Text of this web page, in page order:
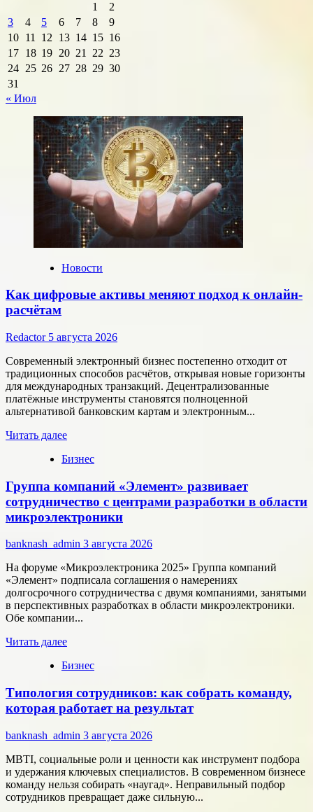
1
2
3
4 5 6 7 8
9
10 11 12 13 14 15 16
17 18 19 20 21 22 23
24 25 26 27 28 29 30
31
« Июл
Новости
Как цифровые активы меняют подход к онлайн-
расчётам
Redactor 5 августа 2026
Современный электронный бизнес постепенно отходит от
традиционных способов расчётов, открывая новые горизонты
для международных транзакций. Децентрализованные
платёжные инструменты становятся полноценной
альтернативой банковским картам и электронным...
Читать далееПрочитать
о
цифровые
активы
меняют
подход
онлайн-
Бизнес
Группа компаний «Элемент» развивает
сотрудничество с центрами разработки в области
микроэлектроники
banknash_admin 3 августа 2026
На форуме «Микроэлектроника 2025» Группа компаний
«Элемент» подписала соглашения о намерениях
долгосрочного сотрудничества с двумя компаниями, занятыми
в перспективных разработках в области микроэлектроники.
Обе компании...
Читать далееПрочитать
о
компаний
«Элемент»
развивает
сотрудничество
с
центрами
разработки
в
области
микроэлектроники
Бизнес
Типология сотрудников: как собрать команду,
которая работает на результат
banknash_admin 3 августа 2026
MBTI, социальные роли и ценности как инструмент подбора
и удержания ключевых специалистов. В современном бизнесе
команду нельзя собирать «наугад». Неправильный подбор
сотрудников превращает даже сильную...